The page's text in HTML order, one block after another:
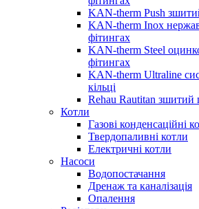
KAN-therm Push
KAN-therm Inox
фітингах
KAN-therm Steel
фітингах
KAN-therm Ultraline
кільці
Rehau Rautitan зшитий
Котли
Газові конденсаційні
Твердопаливні котли
Електричні котли
Насоси
Водопостачання
Дренаж та каналізація
Опалення